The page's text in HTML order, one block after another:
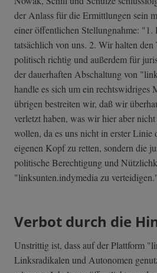
der Anlass für die Ermittlungen sein
einer öffentlichen Stellungnahme: "1.
tatsächlich von uns. 2. Wir halten
politisch richtig und außerdem für
der dauerhaften Abschaltung von
handle es sich um ein rechtswidriges
übrigen bestreiten wir, daß wir
verletzt haben, was wir hier aber
wollen, da es uns nicht in erster Linie
eigenen Kopf zu retten, sondern die
politische Berechtigung und
"linksunten.indymedia zu verteidigen."
Verbot durch die
Unstrittig ist, dass auf der Plattform
Linksradikalen und Autonomen